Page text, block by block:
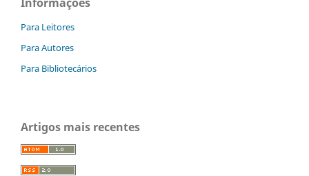
Para Leitores
Para Autores
Para Bibliotecários
Artigos mais recentes